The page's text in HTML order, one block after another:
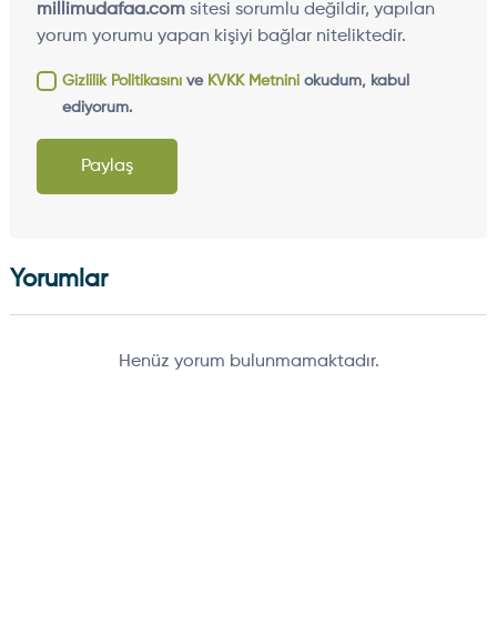
millimudafaa.comsitesi sorumlu değildir, yapılan
yorum yorumu yapan kişiyi bağlar niteliktedir.
Gizlilik Politikasınıve KVKK Metniniokudum, kabul
ediyorum.
Paylaş
Yorumlar
Henüz yorum bulunmamaktadır.